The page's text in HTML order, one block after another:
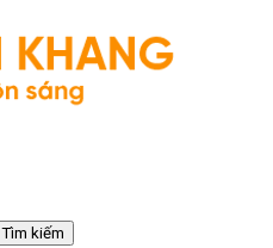
Tìm kiếm